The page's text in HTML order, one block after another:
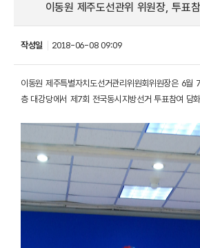
이동원 제주도선관위 위원장, 투표
작성일 2018-06-08 09:09
이동원 제주특별자치도선거관리위원회위원장은 6
층 대강당에서 제7회 전국동시지방선거 투표참여 담